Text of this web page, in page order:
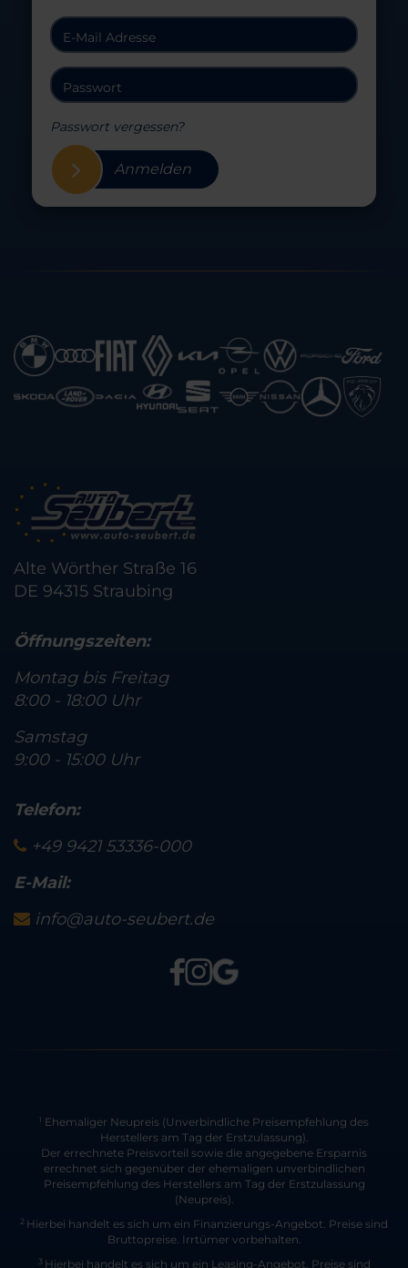
Passwort vergessen?
Anmelden
Alte Wörther Straße 16
DE 94315 Straubing
Öffnungszeiten:
Montag bis Freitag
8:00 - 18:00 Uhr
Samstag
9:00 - 15:00 Uhr
Telefon:
+49 9421 53336-000
E-Mail:
info@auto-seubert.de
1
Ehemaliger Neupreis (Unverbindliche Preisempfehlung des
Herstellers am Tag der Erstzulassung).
Der errechnete Preisvorteil sowie die angegebene Ersparnis
errechnet sich gegenüber der ehemaligen unverbindlichen
Preisempfehlung des Herstellers am Tag der Erstzulassung
(Neupreis).
2 Hierbei handelt es sich um ein Finanzierungs-Angebot. Preise sind
Bruttopreise. Irrtümer vorbehalten.
3 Hierbei handelt es sich um ein Leasing-Angebot. Preise sind